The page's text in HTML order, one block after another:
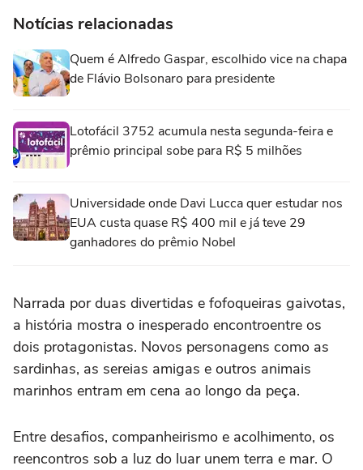
Notícias relacionadas
Quem é Alfredo Gaspar, escolhido vice na chapa
de Flávio Bolsonaro para presidente
Lotofácil 3752 acumula nesta segunda-feira e
prêmio principal sobe para R$ 5 milhões
Universidade onde Davi Lucca quer estudar nos
EUA custa quase R$ 400 mil e já teve 29
ganhadores do prêmio Nobel
Narrada por duas divertidas e fofoqueiras gaivotas,
a história mostra o inesperado encontroentre os
dois protagonistas. Novos personagens como as
sardinhas, as sereias amigas e outros animais
marinhos entram em cena ao longo da peça.
Entre desafios, companheirismo e acolhimento, os
reencontros sob a luz do luar unem terra e mar. O